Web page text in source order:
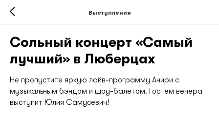
Выступления
Сольный концерт «Самый
лучший» в Люберцах
Не пропустите яркую лайв-программу Анири с
музыкальным бэндом и шоу-балетом. Гостем вечера
выступит Юлия Самусевич!